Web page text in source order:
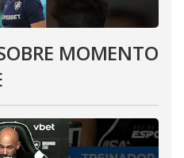
MOMENTO